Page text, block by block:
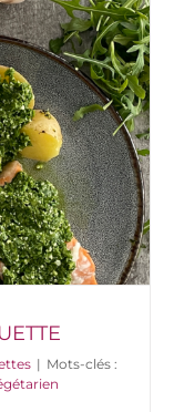
| Mots-clés :